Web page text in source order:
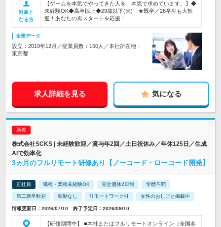
対象と
なる方
【ゲームを本気でやってきた人を、本気で求めています。】◆
未経験OK◆高卒以上◆29歳以下(※) ★既卒／26卒生も大歓
迎！あなたの再スタートを応援！
企業データ
設立：2019年12月／従業員数：150人／本社所在地：
東京都
求人詳細を見る 気になる
株式会社SCKS | 未経験歓迎／賞与年2回／土日祝休み／年休125日／生成
AIで効率化
3ヵ月のフルリモート研修あり【ノーコード・ローコード開発】
正社員 職種・業種未経験OK 完全週休2日制 学歴不問
第二新卒歓迎 転勤なし リモートワーク可 女性のおしごと掲載中
情報更新日：2026/07/10 終了予定日：2026/09/10
【研修期間中】 ■本社またはフルリモートオンライン（全国各